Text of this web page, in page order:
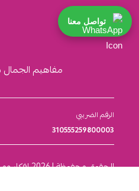
مفاهيم الجمال
الرقم الضريبي
310555259800003
الحقوق محفوظة | 2026 افكار
تواصل معنا